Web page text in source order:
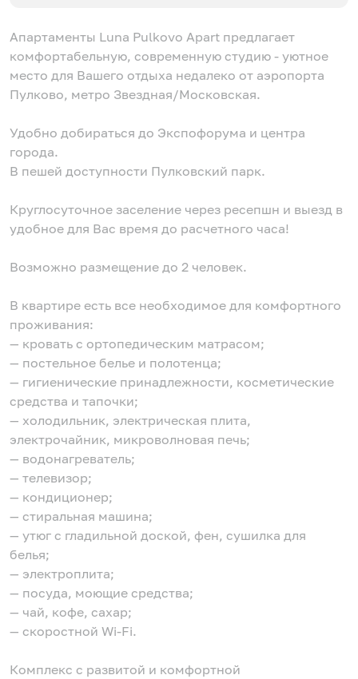
Апартаменты Luna Pulkovo Apart предлагает
комфортабельную, современную студию - уютное
место для Вашего отдыха недалеко от аэропорта
Пулково, метро Звездная/Московская.
Удобно добираться до Экспофорума и центра
города.
В пешей доступности Пулковский парк.
Круглосуточное заселение через ресепшн и выезд в
удобное для Вас время до расчетного часа!
Возможно размещение до 2 человек.
В квартире есть все необходимое для комфортного
проживания:
— кровать с ортопедическим матрасом;
— постельное белье и полотенца;
— гигиенические принадлежности, косметические
средства и тапочки;
— холодильник, электрическая плита,
электрочайник, микроволновая печь;
— водонагреватель;
— телевизор;
— кондиционер;
— стиральная машина;
— утюг с гладильной доской, фен, сушилка для
белья;
— электроплита;
— посуда, моющие средства;
— чай, кофе, сахар;
— скоростной Wi-Fi.
Комплекс с развитой и комфортной